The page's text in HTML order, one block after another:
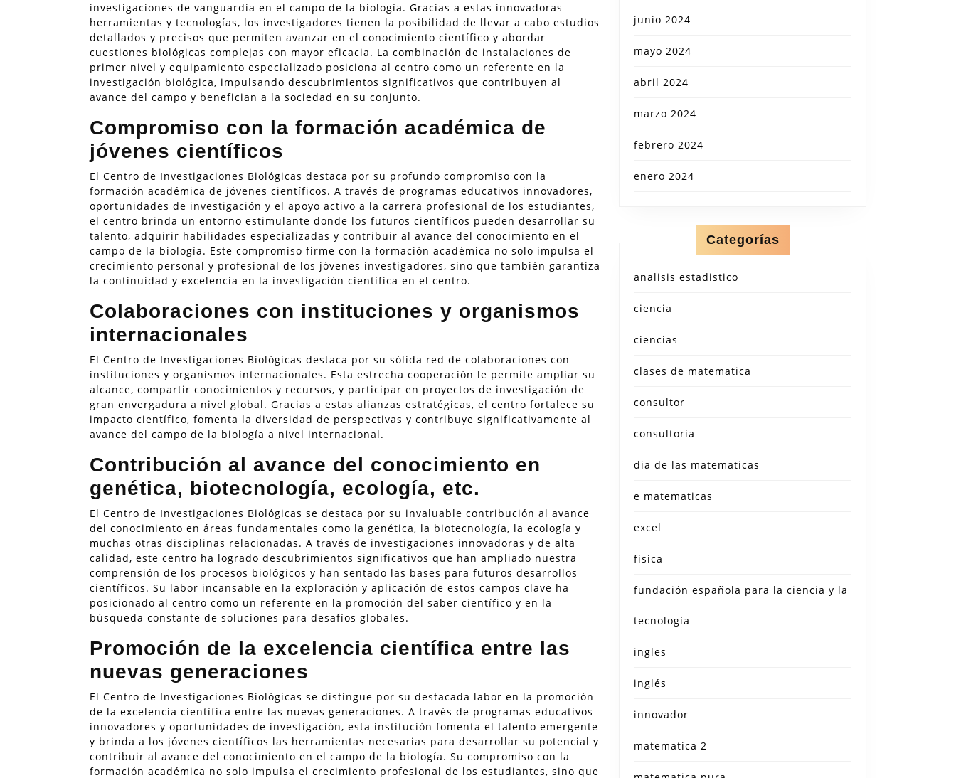
investigaciones de vanguardia en el campo de la biología. Gracias a estas innovadoras
herramientas y tecnologías, los investigadores tienen la posibilidad de llevar a cabo estudios
detallados y precisos que permiten avanzar en el conocimiento científico y abordar
cuestiones biológicas complejas con mayor eficacia. La combinación de instalaciones de
primer nivel y equipamiento especializado posiciona al centro como un referente en la
investigación biológica, impulsando descubrimientos significativos que contribuyen al
avance del campo y benefician a la sociedad en su conjunto.
Compromiso con la formación académica de
jóvenes científicos
El Centro de Investigaciones Biológicas destaca por su profundo compromiso con la
formación académica de jóvenes científicos. A través de programas educativos innovadores,
oportunidades de investigación y el apoyo activo a la carrera profesional de los estudiantes,
el centro brinda un entorno estimulante donde los futuros científicos pueden desarrollar su
talento, adquirir habilidades especializadas y contribuir al avance del conocimiento en el
campo de la biología. Este compromiso firme con la formación académica no solo impulsa el
crecimiento personal y profesional de los jóvenes investigadores, sino que también garantiza
la continuidad y excelencia en la investigación científica en el centro.
Colaboraciones con instituciones y organismos
internacionales
El Centro de Investigaciones Biológicas destaca por su sólida red de colaboraciones con
instituciones y organismos internacionales. Esta estrecha cooperación le permite ampliar su
alcance, compartir conocimientos y recursos, y participar en proyectos de investigación de
gran envergadura a nivel global. Gracias a estas alianzas estratégicas, el centro fortalece su
impacto científico, fomenta la diversidad de perspectivas y contribuye significativamente al
avance del campo de la biología a nivel internacional.
Contribución al avance del conocimiento en
genética, biotecnología, ecología, etc.
El Centro de Investigaciones Biológicas se destaca por su invaluable contribución al avance
del conocimiento en áreas fundamentales como la genética, la biotecnología, la ecología y
muchas otras disciplinas relacionadas. A través de investigaciones innovadoras y de alta
calidad, este centro ha logrado descubrimientos significativos que han ampliado nuestra
comprensión de los procesos biológicos y han sentado las bases para futuros desarrollos
científicos. Su labor incansable en la exploración y aplicación de estos campos clave ha
posicionado al centro como un referente en la promoción del saber científico y en la
búsqueda constante de soluciones para desafíos globales.
Promoción de la excelencia científica entre las
nuevas generaciones
El Centro de Investigaciones Biológicas se distingue por su destacada labor en la promoción
de la excelencia científica entre las nuevas generaciones. A través de programas educativos
innovadores y oportunidades de investigación, esta institución fomenta el talento emergente
y brinda a los jóvenes científicos las herramientas necesarias para desarrollar su potencial y
contribuir al avance del conocimiento en el campo de la biología. Su compromiso con la
formación académica no solo impulsa el crecimiento profesional de los estudiantes, sino que
junio 2024
mayo 2024
abril 2024
marzo 2024
febrero 2024
enero 2024
Categorías
analisis estadistico
ciencia
ciencias
clases de matematica
consultor
consultoria
dia de las matematicas
e matematicas
excel
fisica
fundación española para la ciencia y la
tecnología
ingles
inglés
innovador
matematica 2